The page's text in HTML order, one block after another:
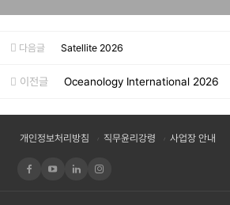
다음글 Satellite 2026
이전글 Oceanology International 2026
개인정보처리방침 직무윤리강령 사업장 안내